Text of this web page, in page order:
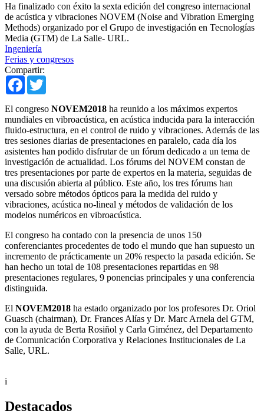
Ha finalizado con éxito la sexta edición del congreso internacional
de acústica y vibraciones NOVEM (Noise and Vibration Emerging
Methods) organizado por el Grupo de investigación en Tecnologías
Media (GTM) de La Salle- URL.
Ingeniería
Ferias y congresos
Compartir:
Facebook
El congreso NOVEM2018 ha reunido a los máximos expertos
mundiales en vibroacústica, en acústica inducida para la interacción
fluido-estructura, en el control de ruido y vibraciones. Además de las
tres sesiones diarias de presentaciones en paralelo, cada día los
asistentes han podido disfrutar de un fórum dedicado a un tema de
investigación de actualidad. Los fórums del NOVEM constan de
tres presentaciones por parte de expertos en la materia, seguidas de
una discusión abierta al público. Este año, los tres fórums han
versado sobre métodos ópticos para la medida del ruido y
vibraciones, acústica no-lineal y métodos de validación de los
modelos numéricos en vibroacústica.
El congreso ha contado con la presencia de unos 150
conferenciantes procedentes de todo el mundo que han supuesto un
incremento de prácticamente un 20% respecto la pasada edición. Se
han hecho un total de 108 presentaciones repartidas en 98
presentaciones regulares, 9 ponencias principales y una conferencia
distinguida.
El NOVEM2018 ha estado organizado por los profesores Dr. Oriol
Guasch (chairman), Dr. Frances Alías y Dr. Marc Arnela del GTM,
con la ayuda de Berta Rosiñol y Carla Giménez, del Departamento
de Comunicación Corporativa y Relaciones Institucionales de La
Salle, URL.
i
Destacados